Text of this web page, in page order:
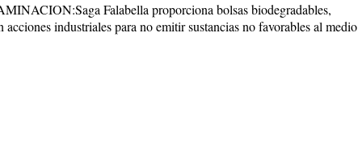
Falabella proporciona bolsas biodegradables,
industriales para no emitir sustancias no favorables al medio